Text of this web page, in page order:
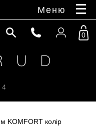
Меню
U D
0
KOMFORT колір